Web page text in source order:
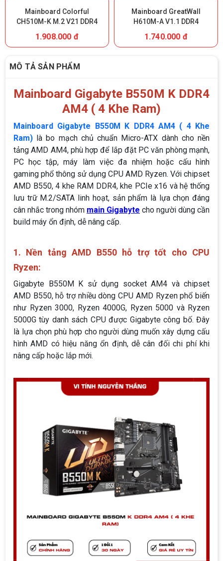
Mainboard Colorful
CH510M-K M.2 V21 DDR4
1.908.000 đ
Mainboard GreatWall
H610M-A V1.1 DDR4
1.740.000 đ
MÔ TẢ SẢN PHẨM
Mainboard Gigabyte B550M K DDR4
AM4 ( 4 Khe Ram)
Mainboard Gigabyte B550M K DDR4 AM4 ( 4 Khe
Ram) là bo mạch chủ chuẩn Micro-ATX dành cho nền
tảng AMD AM4, phù hợp để lắp đặt PC văn phòng mạnh,
PC học tập, máy làm việc đa nhiệm hoặc cấu hình
gaming phổ thông sử dụng CPU AMD Ryzen. Với chipset
AMD B550, 4 khe RAM DDR4, khe PCIe x16 và hệ thống
lưu trữ M.2/SATA linh hoạt, sản phẩm là lựa chọn đáng
cân nhắc trong nhóm main Gigabyte cho người dùng cần
build máy ổn định, dễ nâng cấp.
1. Nền tảng AMD B550 hỗ trợ tốt cho CPU
Ryzen:
Gigabyte B550M K sử dụng socket AM4 và chipset
AMD B550, hỗ trợ nhiều dòng CPU AMD Ryzen phổ biến
như Ryzen 3000, Ryzen 4000G, Ryzen 5000 và Ryzen
5000G tùy danh sách CPU được Gigabyte công bố. Đây
là lựa chọn phù hợp cho người dùng muốn xây dựng cấu
hình AMD có hiệu năng ổn định, dễ cân đối chi phí khi
nâng cấp hoặc lắp mới.